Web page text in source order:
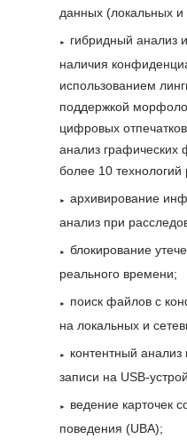
данных (локальных и
гибридный анализ
наличия
использованием
поддержкой
цифровых
анализ графических
более 10 технологий
архивирование
анализ при
блокирование
реального времени;
поиск файлов с
на локальных и
контентный
записи на USB-
ведение карточек
поведения (UBA);